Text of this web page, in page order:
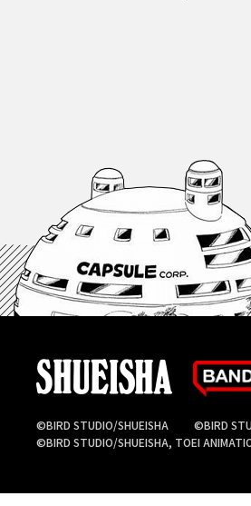
©BIRD STUDIO/SHUEISHA
©BIRD
©BIRD STUDIO/SHUEISHA, TOEI